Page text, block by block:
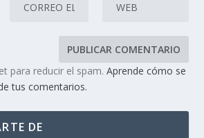
para reducir el spam.Aprende cómo se
tus comentarios.
DE